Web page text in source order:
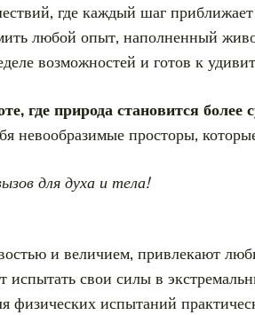
и незабываемых
где каждый шаг
любой опыт, наполненный
возможностей и готов к
где природа становится более
невообразимые просторы,
для духа и тела!
и величием, привлекают
испытать свои силы в
физических испытаний